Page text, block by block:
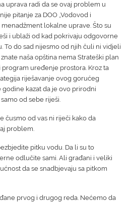
uprava radi da se ovaj problem u
pitanje za DOO „Vodovod i
menadžment lokalne uprave. Što su
i ublaži od kad pokrivaju odgovorne
To do sad nijesmo od njih čuli ni vidjeli
naša opština nema Strateški plan
uređenje prostora. Kroz ta
riješavanje ovog gorućeg
kazat da je ovo prirodni
od sebe riješi.
čusmo od vas ni riječi kako da
problem.
pitku vodu. Da li su to
odlučite sami. Ali građani i veliki
da se snadbjevaju sa pitkom
prvog i drugog reda. Nećemo da